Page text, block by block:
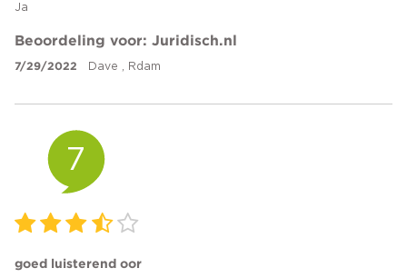
Ja
Beoordeling voor: Juridisch.nl
7/29/2022 Dave , Rdam
7
goed luisterend oor